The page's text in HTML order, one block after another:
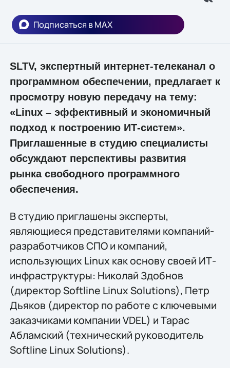
Подписаться в MAX
SLTV, экспертный интернет-телеканал о
программном обеспечении, предлагает к
просмотру новую передачу на тему:
«Linux – эффективный и экономичный
подход к построению ИТ-систем».
Приглашенные в студию специалисты
обсуждают перспективы развития
рынка свободного программного
обеспечения.
В студию приглашены эксперты,
являющиеся представителями компаний-
разработчиков СПО и компаний,
использующих Linux как основу своей ИТ-
инфраструктуры: Николай Здобнов
(директор Softline Linux Solutions), Петр
Дьяков (директор по работе с ключевыми
заказчиками компании VDEL) и Тарас
Абламский (технический руководитель
Softline Linux Solutions).